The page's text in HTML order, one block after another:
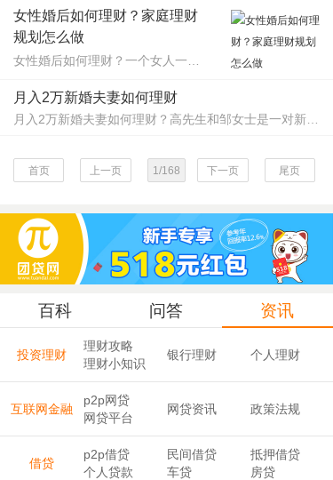
女性婚后如何理财？家庭理财
规划怎么做
月入2万新婚夫妻如何理财
首页 上一页 1/168 下一页 尾页
百科 问答 资讯
投资理财
理财攻略
理财小知识
银行理财 个人理财
互联网金融
p2p网贷
网贷平台
网贷资讯 政策法规
借贷
p2p借贷
个人贷款
民间借贷
车贷
抵押借贷
房贷